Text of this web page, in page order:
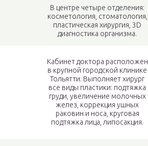
В центре четыре отделения:
косметология, стоматология,
пластическая хирургия, 3D
диагностика организма.
Кабинет доктора расположен
в крупной городской клинике
Тольятти. Выполняет хирург
все виды пластики: подтяжка
груди, увеличение молочных
желез, коррекция ушных
раковин и носа, круговая
подтяжка лица, липосакция.